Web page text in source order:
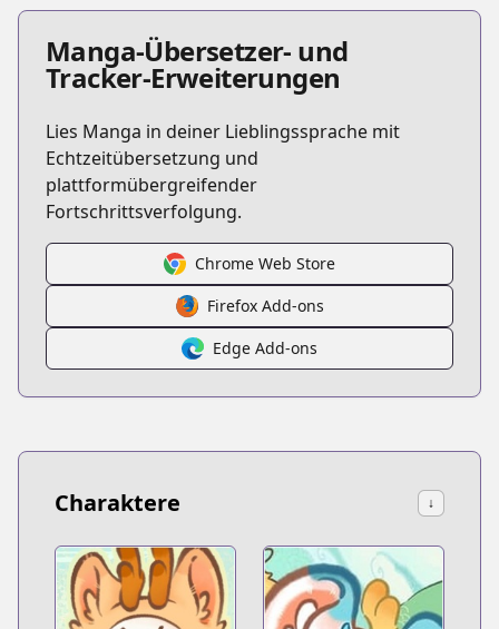
Manga-Übersetzer- und
Tracker-Erweiterungen
Lies Manga in deiner Lieblingssprache mit
Echtzeitübersetzung und
plattformübergreifender
Fortschrittsverfolgung.
Chrome Web Store
Firefox Add-ons
Edge Add-ons
Charaktere ↓